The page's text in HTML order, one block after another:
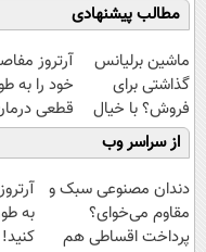
مطالب پیشنهادی
ماشین برلیانس
گذاشتی برای
فروش؟ با خیال
راحت بفروش
آرتروز
خود را به
قطعی
کنید!
از سراسر وب
دندان مصنوعی سبک و
مقاوم می‌خوای؟
پرداخت اقساطی هم
به